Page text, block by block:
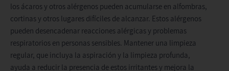
los ácaros y otros alérgenos pueden acumularse en alfombras,
cortinas y otros lugares difíciles de alcanzar. Estos alérgenos
pueden desencadenar reacciones alérgicas y problemas
respiratorios en personas sensibles. Mantener una limpieza
regular, que incluya la aspiración y la limpieza profunda,
ayuda a reducir la presencia de estos irritantes y mejora la